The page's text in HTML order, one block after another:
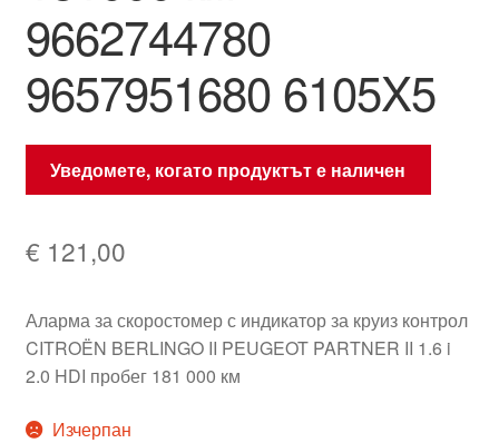
9662744780
9657951680 6105X5
Уведомете, когато продуктът е наличен
€ 121,00
Аларма за скоростомер с индикатор за круиз контрол
CITROËN BERLINGO II PEUGEOT PARTNER II 1.6 i
2.0 HDI пробег 181 000 км
Изчерпан